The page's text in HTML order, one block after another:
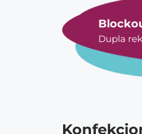
Dupla